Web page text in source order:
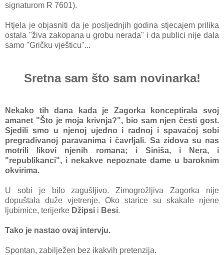
signaturom R 7601).
Htjela je objasniti da je posljednjih godina stjecajem prilika
ostala "živa zakopana u grobu nerada" i da publici nije dala
samo "Gričku vješticu"...
Sretna sam što sam novinarka!
Nekako tih dana kada je Zagorka konceptirala svoj
amanet "Što je moja krivnja?", bio sam njen česti gost.
Sjedili smo u njenoj ujedno i radnoj i spavaćoj sobi
pregrađivanoj paravanima i čavrljali. Sa zidova su nas
motrili likovi njenih romana; i Siniša, i Nera, i
"republikanci", i nekakve nepoznate dame u baroknim
okvirima.
U sobi je bilo zagušljivo. Zimogrožljiva Zagorka nije
dopuštala duže vjetrenje. Oko starice su skakale njene
ljubimice, terijerke Džipsi i Besi.
Tako je nastao ovaj intervju.
Spontan, zabilježen bez ikakvih pretenzija.